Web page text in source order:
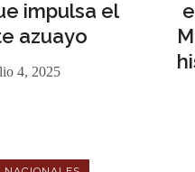
impulsa el
azuayo
4, 2025